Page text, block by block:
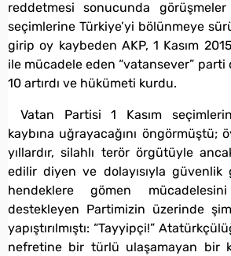
reddetmesi sonucunda
seçimlerine Türkiye’yi bölünmeye
girip oy kaybeden AKP, 1 Kasım
ile mücadele eden “vatansever”
10 artırdı ve hükümeti kurdu.
Vatan Partisi 1 Kasım
kaybına uğrayacağını öngörmüştü;
yıllardır, silahlı terör örgütüyle
edilir diyen ve dolayısıyla güvenlik
hendeklere gömen
destekleyen Partimizin üzerinde
yapıştırılmıştı: “Tayyipçi!”
nefretine bir türlü ulaşamayan bir